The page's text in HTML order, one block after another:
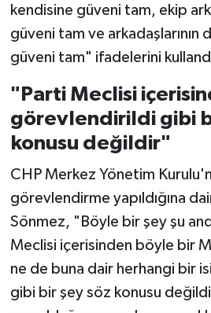
kendisine güveni tam, ekip
güveni tam ve arkadaşlarının
güveni tam" ifadelerini
"Parti Meclisi
görevlendirildi gibi
konusu değildir"
CHP Merkez Yönetim
görevlendirme yapıldığına
Sönmez, "Böyle bir şey şu
Meclisi içerisinden böyle bir
ne de buna dair herhangi bir
gibi bir şey söz konusu